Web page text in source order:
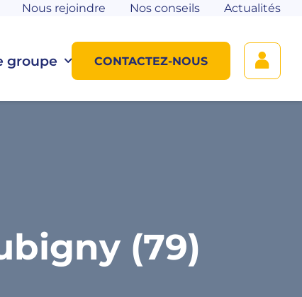
groupe
Nous rejoindre Nos conseils Actualités
CONTACTEZ-NOUS
(79)